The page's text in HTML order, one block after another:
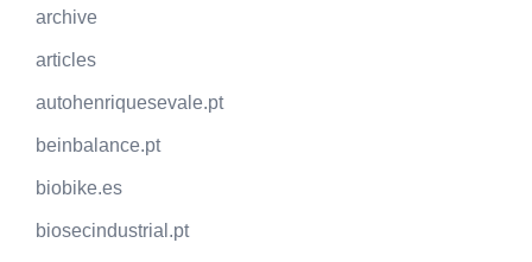
archive
articles
autohenriquesevale.pt
beinbalance.pt
biobike.es
biosecindustrial.pt